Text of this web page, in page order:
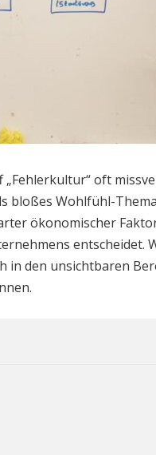
oft
bloßes Wohlfühl-
ökonomischer
entscheidet.
in den unsichtbaren